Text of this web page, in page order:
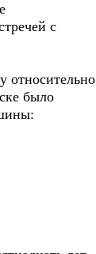
с
относительно
было